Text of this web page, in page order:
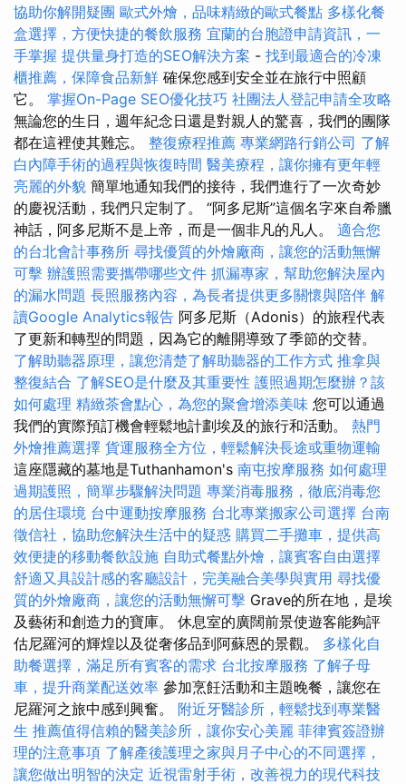
協助你解開疑團 歐式外燴，品味精緻的歐式餐點 多樣化餐
盒選擇，方便快捷的餐飲服務 宜蘭的台胞證申請資訊，一
手掌握 提供量身打造的SEO解決方案 - 找到最適合的冷凍
櫃推薦，保障食品新鮮 確保您感到安全並在旅行中照顧
它。 掌握On-Page SEO優化技巧 社團法人登記申請全攻略
無論您的生日，週年紀念日還是對親人的驚喜，我們的團隊
都在這裡使其難忘。 整復療程推薦 專業網路行銷公司 了解
白內障手術的過程與恢復時間 醫美療程，讓你擁有更年輕
亮麗的外貌 簡單地通知我們的接待，我們進行了一次奇妙
的慶祝活動，我們只定制了。 “阿多尼斯”這個名字來自希臘
神話，阿多尼斯不是上帝，而是一個非凡的凡人。 適合您
的台北會計事務所 尋找優質的外燴廠商，讓您的活動無懈
可擊 辦護照需要攜帶哪些文件 抓漏專家，幫助您解決屋內
的漏水問題 長照服務內容，為長者提供更多關懷與陪伴 解
讀Google Analytics報告 阿多尼斯（Adonis）的旅程代表
了更新和轉型的問題，因為它的離開導致了季節的交替。
了解助聽器原理，讓您清楚了解助聽器的工作方式 推拿與
整復結合 了解SEO是什麼及其重要性 護照過期怎麼辦？該
如何處理 精緻茶會點心，為您的聚會增添美味 您可以通過
我們的實際預訂機會輕鬆地計劃埃及的旅行和活動。 熱門
外燴推薦選擇 貨運服務全方位，輕鬆解決長途或重物運輸
這座隱藏的墓地是Tuthanhamon's 南屯按摩服務 如何處理
過期護照，簡單步驟解決問題 專業消毒服務，徹底消毒您
的居住環境 台中運動按摩服務 台北專業搬家公司選擇 台南
徵信社，協助您解決生活中的疑惑 購買二手攤車，提供高
效便捷的移動餐飲設施 自助式餐點外燴，讓賓客自由選擇
舒適又具設計感的客廳設計，完美融合美學與實用 尋找優
質的外燴廠商，讓您的活動無懈可擊 Grave的所在地，是埃
及藝術和創造力的寶庫。 休息室的廣闊前景使遊客能夠評
估尼羅河的輝煌以及從奢侈品到阿蘇恩的景觀。 多樣化自
助餐選擇，滿足所有賓客的需求 台北按摩服務 了解子母
車，提升商業配送效率 參加烹飪活動和主題晚餐，讓您在
尼羅河之旅中感到興奮。 附近牙醫診所，輕鬆找到專業醫
生 推薦值得信賴的醫美診所，讓你安心美麗 菲律賓簽證辦
理的注意事項 了解產後護理之家與月子中心的不同選擇，
讓您做出明智的決定 近視雷射手術，改善視力的現代科技